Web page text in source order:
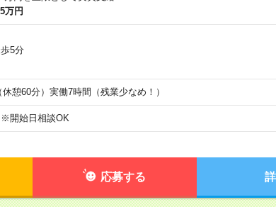
万円
5分
憩60分）実働7時間（残業少なめ！）
開始日相談OK
応募する